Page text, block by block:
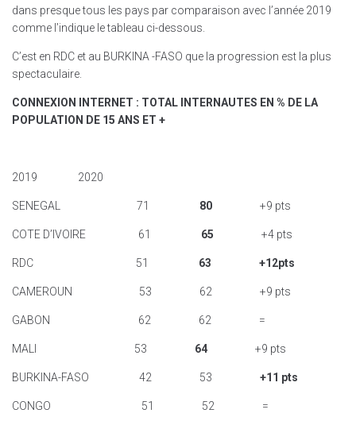
dans presque tous les pays par comparaison avec l’année 2019
comme l’indique le tableau ci-dessous.
C’est en RDC et au BURKINA -FASO que la progression est la plus
spectaculaire.
CONNEXION INTERNET : TOTAL INTERNAUTES EN % DE LA
POPULATION DE 15 ANS ET +
2019 2020
SENEGAL 71 80 +9 pts
COTE D’IVOIRE 61 65 +4 pts
RDC 51 63 +12pts
CAMEROUN 53 62 +9 pts
GABON 62 62 =
MALI 53 64 +9 pts
BURKINA-FASO 42 53 +11 pts
CONGO 51 52 =